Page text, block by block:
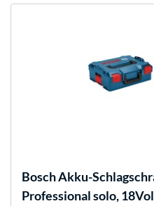
BoschAkku-
Professional solo,